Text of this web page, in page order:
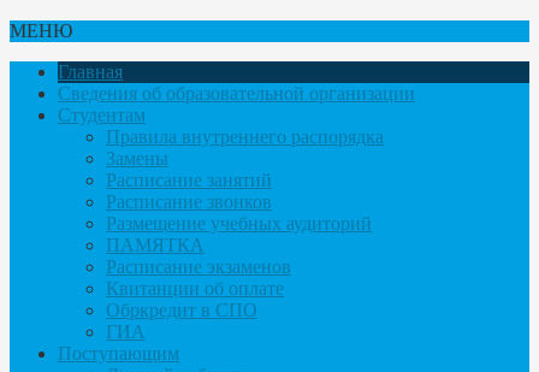
МЕНЮ
Главная
Сведения об образовательной организации
Студентам
Правила внутреннего распорядка
Замены
Расписание занятий
Расписание звонков
Размещение учебных аудиторий
ПАМЯТКА
Расписание экзаменов
Квитанции об оплате
Обркредит в СПО
ГИА
Поступающим